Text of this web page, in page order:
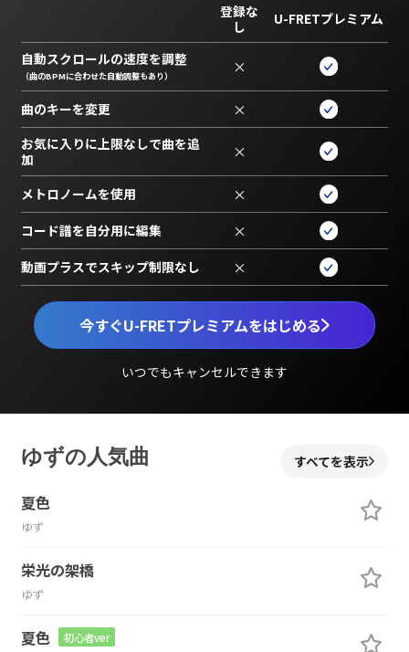
今すぐU-FRETプレミアムをはじめる
いつでもキャンセルできます
登録な
し
U-FRETプレミアム
自動スクロールの速度を調整
（曲のBPMに合わせた自動調整もあり） ×
曲のキーを変更 ×
お気に入りに上限なしで曲を追
加
×
メトロノームを使用 ×
コード譜を自分用に編集 ×
動画プラスでスキップ制限なし ×
ゆずの人気曲 すべてを表示
夏色
ゆず
栄光の架橋
ゆず
夏色 初心者ver